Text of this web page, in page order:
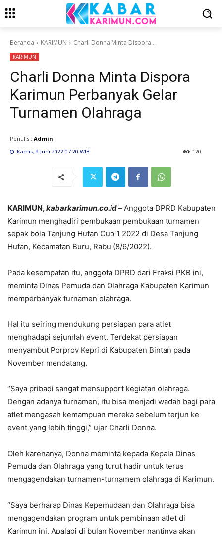
Beranda KARIMUN Charli Donna Minta Dispora...
KARIMUN
Charli Donna Minta Dispora
Karimun Perbanyak Gelar
Turnamen Olahraga
Penulis : Admin
Kamis, 9 Juni 2022 07:20 WIB
120
KARIMUN,kabarkarimun.co.id–Anggota DPRD Kabupaten
Karimun menghadiri pembukaan pembukaan turnamen
sepak bola Tanjung Hutan Cup 1 2022 di Desa Tanjung
Hutan, Kecamatan Buru, Rabu (8/6/2022).
Pada kesempatan itu, anggota DPRD dari Fraksi PKB ini,
meminta Dinas Pemuda dan Olahraga Kabupaten Karimun
memperbanyak turnamen olahraga.
Hal itu seiring mendukung persiapan para atlet
menghadapi sejumlah event. Terdekat persiapan
menyambut Porprov Kepri di Kabupaten Bintan pada
November mendatang.
“Saya pribadi sangat mensupport kegiatan olahraga.
Dengan adanya turnamen, itu bisa menjadi wadah bagi para
atlet mengasah kemampuan mereka sebelum terjun ke
event yang lebih tinggi,” ujar Charli Donna.
Oleh karenanya, Donna meminta kepada Kepala Dinas
Pemuda dan Olahraga yang turut hadir untuk terus
mengagendakan turnamen-turnamem olahraga di Karimun.
“Saya berharap Dinas Kepemudaan dan Olahraga bisa
mengagendakan program untuk pembinaan atlet di
Karimun ini. Apalagi di bulan November nantinya akan